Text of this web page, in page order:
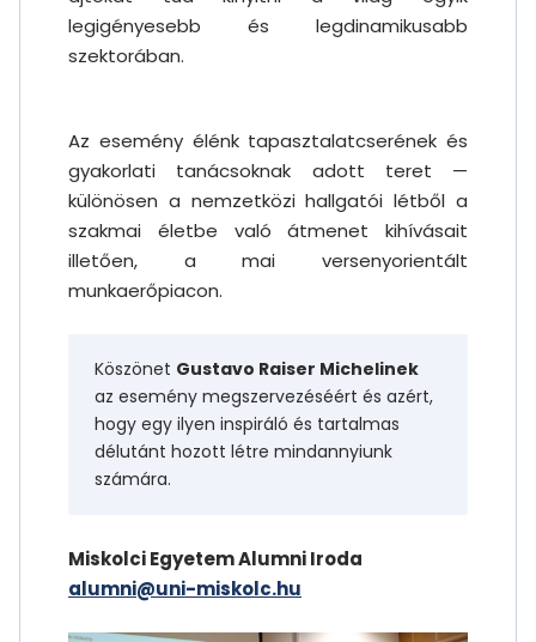
legigényesebb és legdinamikusabb
szektorában.
Az esemény élénk tapasztalatcserének és
gyakorlati tanácsoknak adott teret —
különösen a nemzetközi hallgatói létből a
szakmai életbe való átmenet kihívásait
illetően, a mai versenyorientált
munkaerőpiacon.
Köszönet Gustavo Raiser Michelinek
az esemény megszervezéséért és azért,
hogy egy ilyen inspiráló és tartalmas
délutánt hozott létre mindannyiunk
számára.
Miskolci Egyetem Alumni Iroda
alumni@uni-miskolc.hu